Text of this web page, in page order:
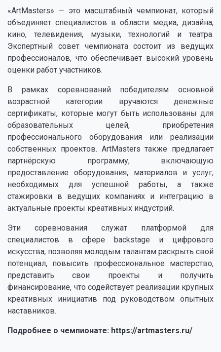
«ArtMasters» — это масштабный чемпионат, который
объединяет специалистов в области медиа, дизайна,
кино, телевидения, музыки, технологий и театра.
Экспертный совет чемпионата состоит из ведущих
профессионалов, что обеспечивает высокий уровень
оценки работ участников.
В рамках соревнований победителям основной
возрастной категории вручаются денежные
сертификаты, которые могут быть использованы для
образовательных целей, приобретения
профессионального оборудования или реализации
собственных проектов. ArtMasters также предлагает
партнёрскую программу, включающую
предоставление оборудования, материалов и услуг,
необходимых для успешной работы, а также
стажировки в ведущих компаниях и интеграцию в
актуальные проекты креативных индустрий.
Эти соревнования служат платформой для
специалистов в сфере backstage и цифрового
искусства, позволяя молодым талантам раскрыть свой
потенциал, повысить профессиональное мастерство,
представить свои проекты и получить
финансирование, что содействует реализации крупных
креативных инициатив под руководством опытных
наставников.
Подробнее о чемпионате: https://artmasters.ru/